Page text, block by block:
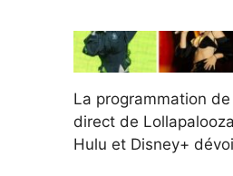
La programmation
direct de
Hulu et Disney+